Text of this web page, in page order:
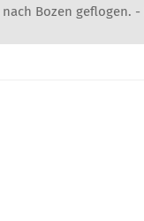
Bozen geflogen. -